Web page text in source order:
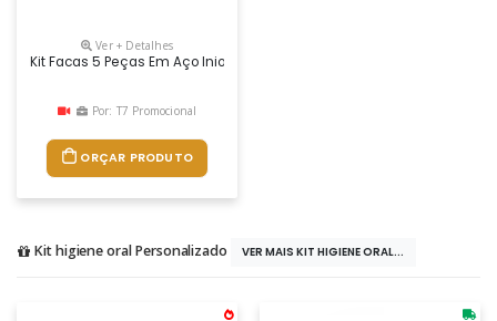
Ver + Detalhes
Kit Facas 5 Peças Em Aço Iniox Com Diferentes Tamanhos,
Por: T7 Promocional
ORÇAR PRODUTO
Kit higiene oral Personalizado VER MAIS KIT HIGIENE ORAL...